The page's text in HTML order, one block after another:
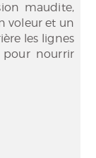
maudite,
voleur et un
les lignes
pour nourrir